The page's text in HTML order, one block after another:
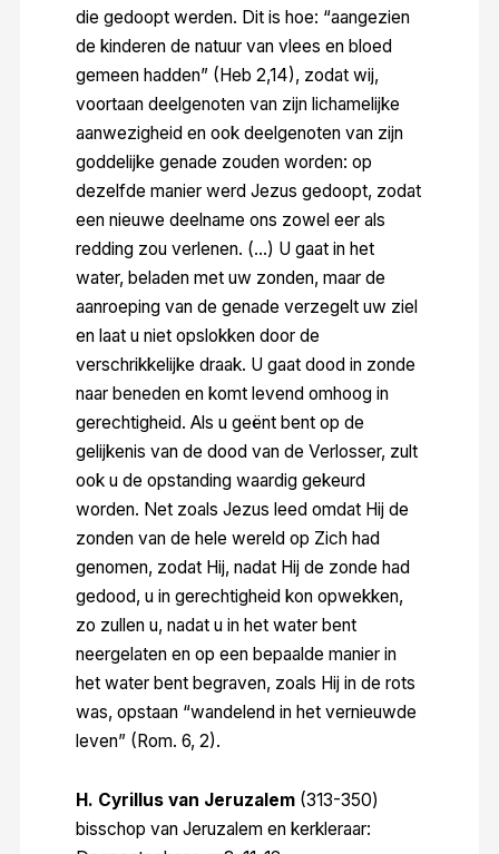
die gedoopt werden. Dit is hoe: “aangezien
de kinderen de natuur van vlees en bloed
gemeen hadden” (Heb 2,14), zodat wij,
voortaan deelgenoten van zijn lichamelijke
aanwezigheid en ook deelgenoten van zijn
goddelijke genade zouden worden: op
dezelfde manier werd Jezus gedoopt, zodat
een nieuwe deelname ons zowel eer als
redding zou verlenen. (…) U gaat in het
water, beladen met uw zonden, maar de
aanroeping van de genade verzegelt uw ziel
en laat u niet opslokken door de
verschrikkelijke draak. U gaat dood in zonde
naar beneden en komt levend omhoog in
gerechtigheid. Als u geënt bent op de
gelijkenis van de dood van de Verlosser, zult
ook u de opstanding waardig gekeurd
worden. Net zoals Jezus leed omdat Hij de
zonden van de hele wereld op Zich had
genomen, zodat Hij, nadat Hij de zonde had
gedood, u in gerechtigheid kon opwekken,
zo zullen u, nadat u in het water bent
neergelaten en op een bepaalde manier in
het water bent begraven, zoals Hij in de rots
was, opstaan “wandelend in het vernieuwde
leven” (Rom. 6, 2).
H. Cyrillus van Jeruzalem (313-350)
bisschop van Jeruzalem en kerkleraar: